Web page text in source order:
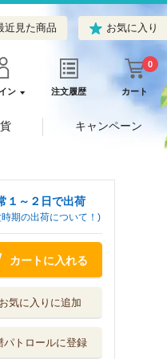
近見た商品 お気に入り
ン 注文履歴 カート
0
キャンペーン
１～２日で出荷
期の出荷について！)
カートに入れる
気に入りに追加
パトロールに登録